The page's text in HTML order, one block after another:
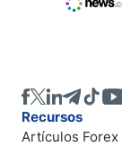
Recursos
Artículos Forex